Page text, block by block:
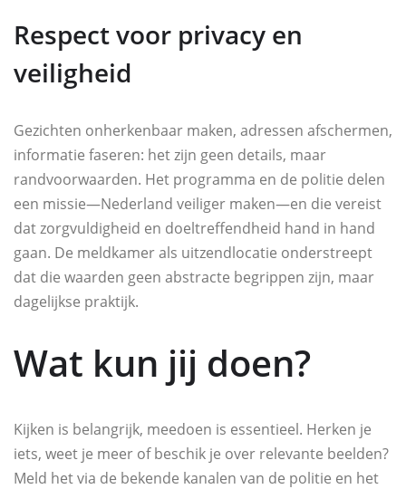
Respect voor privacy en
veiligheid
Gezichten onherkenbaar maken, adressen afschermen,
informatie faseren: het zijn geen details, maar
randvoorwaarden. Het programma en de politie delen
een missie—Nederland veiliger maken—en die vereist
dat zorgvuldigheid en doeltreffendheid hand in hand
gaan. De meldkamer als uitzendlocatie onderstreept
dat die waarden geen abstracte begrippen zijn, maar
dagelijkse praktijk.
Wat kun jij doen?
Kijken is belangrijk, meedoen is essentieel. Herken je
iets, weet je meer of beschik je over relevante beelden?
Meld het via de bekende kanalen van de politie en het